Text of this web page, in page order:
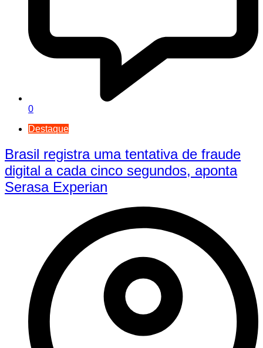
0
Destaque
Brasil registra uma tentativa de fraude
digital a cada cinco segundos, aponta
Serasa Experian